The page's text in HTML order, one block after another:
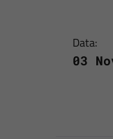
Data:
03